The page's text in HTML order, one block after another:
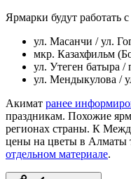
Ярмарки будут работать
ул. Масанчи / ул.
мкр. Казахфильм
ул. Утеген батыра
ул. Мендыкулова /
Акимат ранее
праздникам. Похожие
регионах страны. К
цены на цветы в Алматы
отдельном материале.